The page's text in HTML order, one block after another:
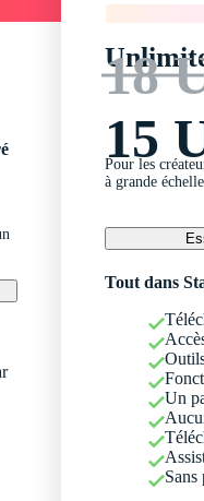
18
15
Pour les
à grande
Tout dans
Un
Sans